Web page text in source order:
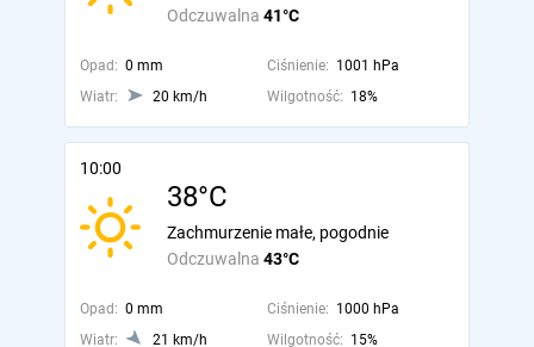
Odczuwalna 41°C
Opad: 0 mm Ciśnienie: 1001 hPa
Wiatr:
20 km/h Wilgotność: 18%
10:00
38°C
Odczuwalna 43°C
Zachmurzenie małe, pogodnie
Opad: 0 mm Ciśnienie: 1000 hPa
Wiatr:
21 km/h Wilgotność: 15%